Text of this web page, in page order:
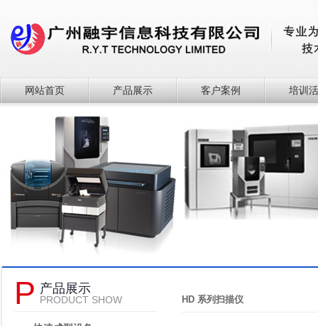
网站首页 产品展示 客户案例 培训
产品展示
P PRODUCT SHOW HD 系列扫描仪